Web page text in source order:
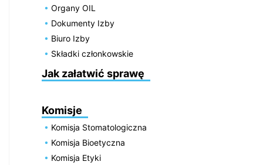
Organy OIL
Dokumenty Izby
Biuro Izby
Składki członkowskie
Jak załatwić sprawę
Komisje
Komisja Stomatologiczna
Komisja Bioetyczna
Komisja Etyki